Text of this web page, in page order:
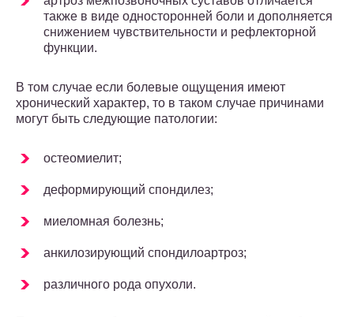
также в виде односторонней боли и дополняется
снижением чувствительности и рефлекторной
функции.
В том случае если болевые ощущения имеют
хронический характер, то в таком случае причинами
могут быть следующие патологии:
остеомиелит;
деформирующий спондилез;
миеломная болезнь;
анкилозирующий спондилоартроз;
различного рода опухоли.